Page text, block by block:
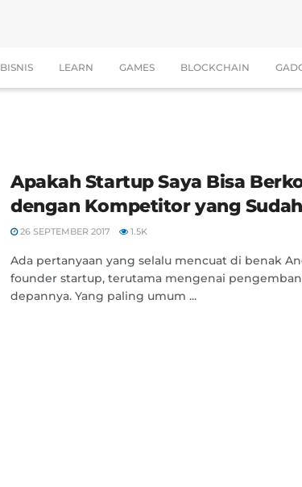
BISNIS LEARN GAMES BLOCKCHAIN
Apakah Startup Saya Bisa
dengan Kompetitor yang
26 SEPTEMBER 2017 1.5K
Ada pertanyaan yang selalu mencuat di benak
founder startup, terutama mengenai
depannya. Yang paling umum ...